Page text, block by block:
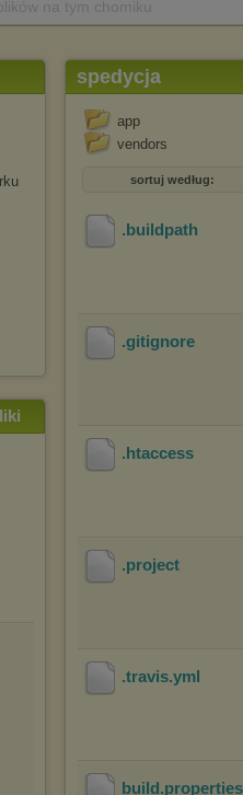
spedycja
app
vendors
sortuj według:
.buildpath
.gitignore
.htaccess
.project
.travis.yml
build